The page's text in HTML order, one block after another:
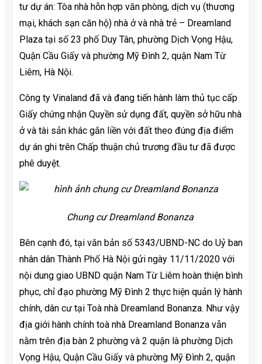
tư dự án: Tòa nhà hỗn hợp văn phòng, dịch vụ (thương
mại, khách sạn căn hộ) nhà ở và nhà trẻ – Dreamland
Plaza tại số 23 phố Duy Tân, phường Dịch Vọng Hậu,
Quận Cầu Giấy và phường Mỹ Đình 2, quận Nam Từ
Liêm, Hà Nội.
Công ty Vinaland đã và đang tiến hành làm thủ tục cấp
Giấy chứng nhận Quyền sử dụng đất, quyền sở hữu nhà
ở và tài sản khác gắn liền với đất theo đúng địa điểm
dự án ghi trên Chấp thuận chủ trương đầu tư đã được
phê duyệt.
Chung cư Dreamland Bonanza
Bên cạnh đó, tại văn bản số 5343/UBND-NC do Uỷ ban
nhân dân Thành Phố Hà Nội gửi ngày 11/11/2020 với
nội dung giao UBND quận Nam Từ Liêm hoàn thiện bình
phục, chỉ đạo phường Mỹ Đình 2 thực hiện quản lý hành
chính, dân cư tại Toà nhà Dreamland Bonanza. Như vậy
địa giới hành chính toà nhà Dreamland Bonanza vẫn
nằm trên địa bàn 2 phường và 2 quận là phường Dịch
Vọng Hậu, Quận Cầu Giấy và phường Mỹ Đình 2, quận